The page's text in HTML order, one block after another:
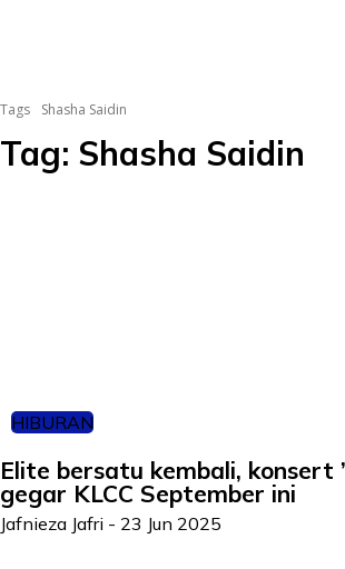
Tags Shasha Saidin
Tag: Shasha Saidin
HIBURAN
Elite bersatu kembali, konsert
gegar KLCC September ini
Jafnieza Jafri - 23 Jun 2025